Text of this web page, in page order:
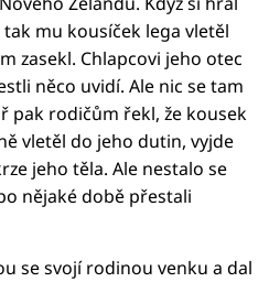
mu kousíček lega vletěl
zasekl. Chlapcovi jeho otec
něco uvidí. Ale nic se tam
pak rodičům řekl, že kousek
vletěl do jeho dutin, vyjde
jeho těla. Ale nestalo se
nějaké době přestali
se svojí rodinou venku a dal